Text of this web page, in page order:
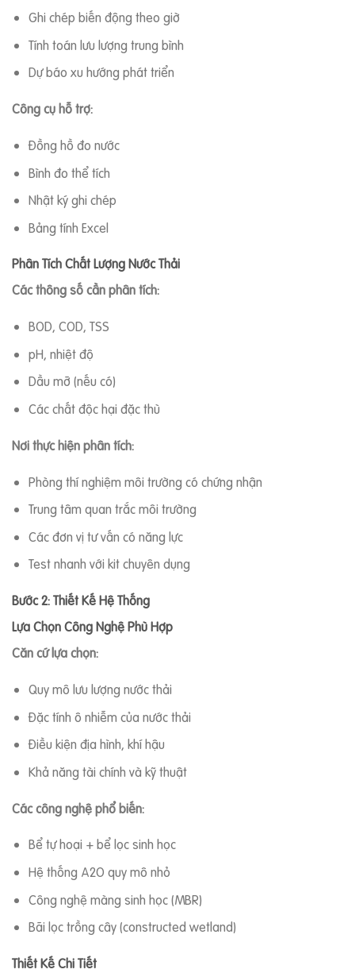
Ghi chép biến động theo giờ
Tính toán lưu lượng trung bình
Dự báo xu hướng phát triển
Công cụ hỗ trợ:
Đồng hồ đo nước
Bình đo thể tích
Nhật ký ghi chép
Bảng tính Excel
Phân Tích Chất Lượng Nước Thải
Các thông số cần phân tích:
BOD, COD, TSS
pH, nhiệt độ
Dầu mỡ (nếu có)
Các chất độc hại đặc thù
Nơi thực hiện phân tích:
Phòng thí nghiệm môi trường có chứng nhận
Trung tâm quan trắc môi trường
Các đơn vị tư vấn có năng lực
Test nhanh với kit chuyên dụng
Bước 2: Thiết Kế Hệ Thống
Lựa Chọn Công Nghệ Phù Hợp
Căn cứ lựa chọn:
Quy mô lưu lượng nước thải
Đặc tính ô nhiễm của nước thải
Điều kiện địa hình, khí hậu
Khả năng tài chính và kỹ thuật
Các công nghệ phổ biến:
Bể tự hoại + bể lọc sinh học
Hệ thống A2O quy mô nhỏ
Công nghệ màng sinh học (MBR)
Bãi lọc trồng cây (constructed wetland)
Thiết Kế Chi Tiết